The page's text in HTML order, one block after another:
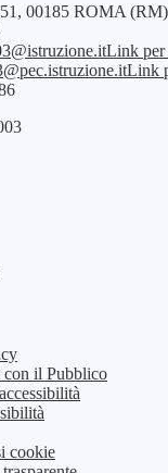
00185 ROMA (RM)
Link per
Link
il Pubblico
cookie